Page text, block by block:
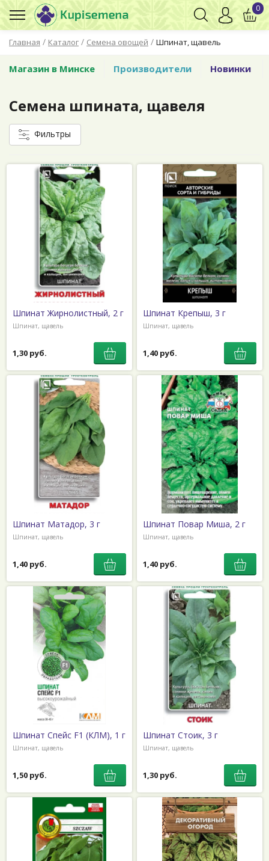
Главная / Каталог / Семена овощей / Шпинат, щавель
0
Магазин в Минске Производители Новинки
Семена шпината, щавеля
Фильтры
Шпинат Жирнолистный, 2 г
Шпинат, щавель
1,30 руб.
Шпинат Крепыш, 3 г
Шпинат, щавель
1,40 руб.
Шпинат Матадор, 3 г
Шпинат, щавель
1,40 руб.
Шпинат Повар Миша, 2 г
Шпинат, щавель
1,40 руб.
Шпинат Спейс F1 (КЛМ), 1 г
Шпинат, щавель
1,50 руб.
Шпинат Стоик, 3 г
Шпинат, щавель
1,30 руб.